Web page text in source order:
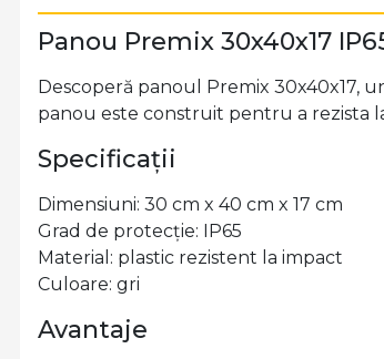
Panou Premix 30x40x17
Descoperă panoul Premix 30x40x17,
panou este construit pentru a rezista
Specificații
Dimensiuni: 30 cm x 40 cm x 17 cm
Grad de protecție: IP65
Material: plastic rezistent la impact
Culoare: gri
Avantaje